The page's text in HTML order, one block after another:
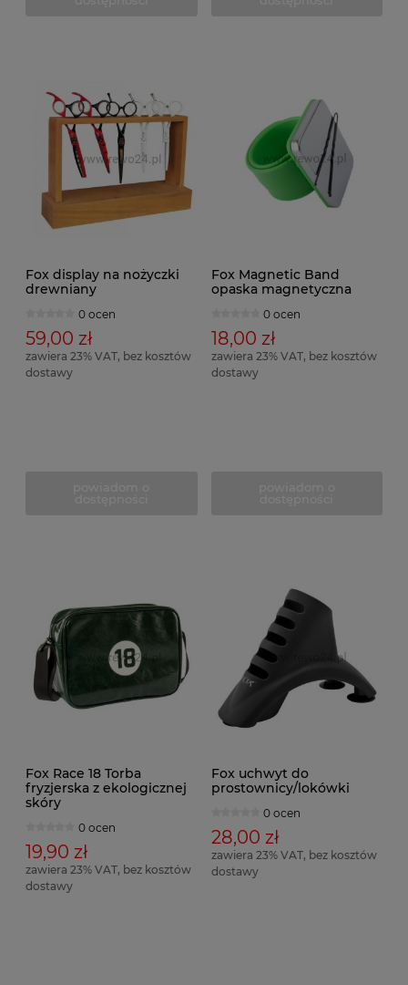
Fox display na nożyczki
drewniany
0 ocen
59,00 zł
zawiera 23% VAT, bez kosztów
dostawy
Fox Magnetic Band
opaska magnetyczna
0 ocen
18,00 zł
zawiera 23% VAT, bez kosztów
dostawy
Fox Race 18 Torba
fryzjerska z ekologicznej
skóry
0 ocen
19,90 zł
zawiera 23% VAT, bez kosztów
dostawy
Fox uchwyt do
prostownicy/lokówki
0 ocen
28,00 zł
zawiera 23% VAT, bez kosztów
dostawy